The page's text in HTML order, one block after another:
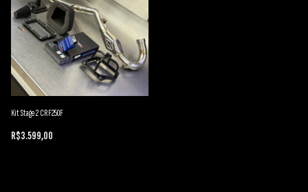
Kit Stage 2 CRF250F
R$3.599,00